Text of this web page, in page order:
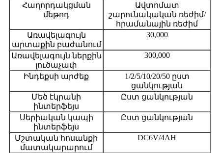
Հաղորդակցման
մեթոդ
Ավտոմատ
շարունակական ռեժիմ/
հրամանային ռեժիմ
Առավելագույն
արտաքին բաժանում
30,000
Առավելագույն ներքին
լուծաչափ
300,000
Ինդեքսի արժեք
1/2/5/10/20/50 ըստ
ցանկության
Մեծ էկրանի
ինտերֆեյս
Ըստ ցանկության
Սերիական կապի
ինտերֆեյս
Ըստ ցանկության
Մշտական ​​հոսանքի
մատակարարում
DC6V/4AH